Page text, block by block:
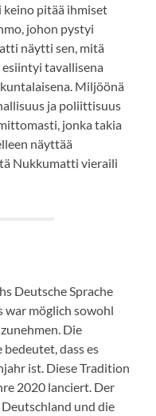
pitää ihmiset
johon pystyi
näytti sen, mitä
tavallisena
Miljöönä
ja poliittisuus
jonka takia
näyttää
Nukkumatti vieraili
Deutsche Sprache
war möglich sowohl
Die
dass es
ist. Diese Tradition
2020 lanciert. Der
Deutschland und die